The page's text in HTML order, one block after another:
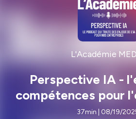
L'Académie
Perspective IA -
compétences pour
rencontre37min | 08/19/